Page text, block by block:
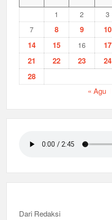
1
2 3
7
8 9 10
14 15 16 17
21
22 23 24
28
« Agu
Dari Redaksi